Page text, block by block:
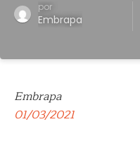
por
Embrapa
Embrapa
01/03/2021